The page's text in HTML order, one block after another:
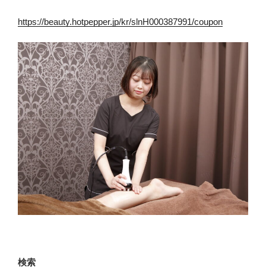
https://beauty.hotpepper.jp/kr/slnH000387991/coupon
検索